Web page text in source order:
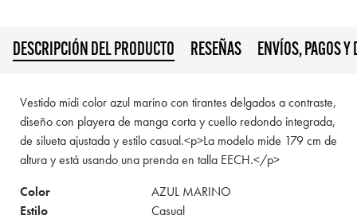
DESCRIPCIÓN DEL PRODUCTO RESEÑAS ENVÍOS, PAGOS Y
Vestido midi color azul marino con tirantes delgados a contraste,
diseño con playera de manga corta y cuello redondo integrada,
de silueta ajustada y estilo casual.<p>La modelo mide 179 cm de
altura y está usando una prenda en talla EECH.</p>
Color
AZUL MARINO
Estilo
Casual